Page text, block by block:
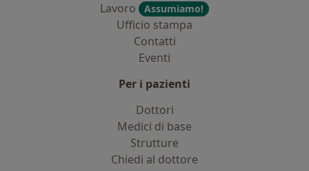
Lavoro
Assumiamo!
Ufficio stampa
Contatti
Eventi
Per i pazienti
Dottori
Medici di base
Strutture
Chiedi al dottore